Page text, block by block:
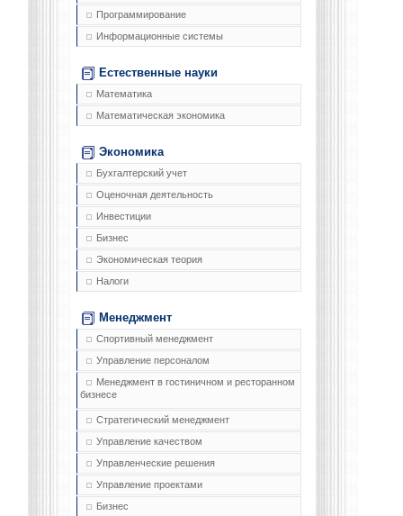
Программирование
Информационные системы
Естественные науки
Математика
Математическая экономика
Экономика
Бухгалтерский учет
Оценочная деятельность
Инвестиции
Бизнес
Экономическая теория
Налоги
Менеджмент
Спортивный менеджмент
Управление персоналом
Менеджмент в гостиничном и ресторанном
бизнесе
Стратегический менеджмент
Управление качеством
Управленческие решения
Управление проектами
Бизнес